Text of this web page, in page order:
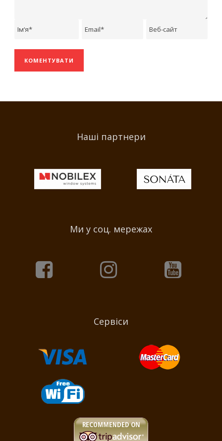
Наші партнери
Ми у соц. мережах
Сервіси